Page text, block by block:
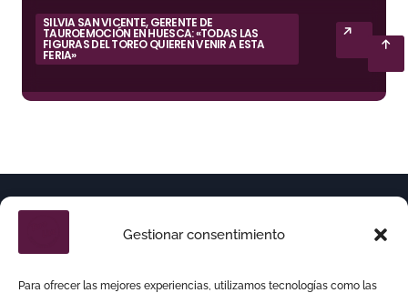
Gestionar consentimiento
Para ofrecer las mejores experiencias, utilizamos tecnologías como las
SILVIA SAN VICENTE, GERENTE DE
TAUROEMOCIÓN EN HUESCA: «TODAS LAS
FIGURAS DEL TOREO QUIEREN VENIR A ESTA
FERIA»